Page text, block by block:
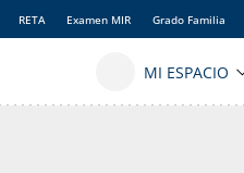
RETA Examen MIR Grado Familia